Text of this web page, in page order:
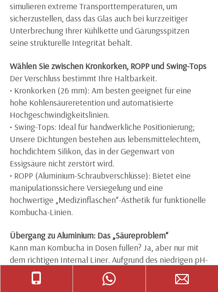
simulieren extreme Transporttemperaturen, um
sicherzustellen, dass das Glas auch bei kurzzeitiger
Unterbrechung Ihrer Kühlkette und Gärungsspitzen
seine strukturelle Integrität behält.
Wählen Sie zwischen Kronkorken, ROPP und Swing-Tops
Der Verschluss bestimmt Ihre Haltbarkeit.
• Kronkorken (26 mm): Am besten geeignet für eine
hohe Kohlensäureretention und automatisierte
Hochgeschwindigkeitslinien.
• Swing-Tops: Ideal für handwerkliche Positionierung;
Unsere Dichtungen bestehen aus lebensmittelechtem,
hochdichtem Silikon, das in der Gegenwart von
Essigsäure nicht zerstört wird.
• ROPP (Aluminium-Schraubverschlüsse): Bietet eine
manipulationssichere Versiegelung und eine
hochwertige „Medizinflaschen“-Ästhetik für funktionelle
Kombucha-Linien.
Übergang zu Aluminium: Das „Säureproblem“
Kann man Kombucha in Dosen füllen? Ja, aber nur mit
dem richtigen Internal Liner. Aufgrund des niedrigen pH-
Werts von Kombucha (2,5–3,5) korrodieren
herkömmliche Getränkedosen innerhalb weniger